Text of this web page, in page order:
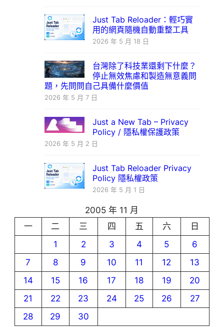
Just Tab Reloader：輕巧實
用的網頁隨機自動重整工具
2026 年 5 月 18 日
台灣除了科技業還剩下什麼？
停止無效焦慮和製造無意義問
題，先問問自己具備什麼價值
2026 年 5 月 7 日
Just a New Tab – Privacy
Policy / 隱私權保護政策
2026 年 5 月 2 日
Just Tab Reloader Privacy
Policy 隱私權政策
2026 年 5 月 1 日
2005 年 11 月
一
二 三 四 五 六
日
1
2 3 4 5
6
7
8 9 10 11 12
13
14
15 16 17 18 19
20
21
22 23 24 25 26
27
28
29
30